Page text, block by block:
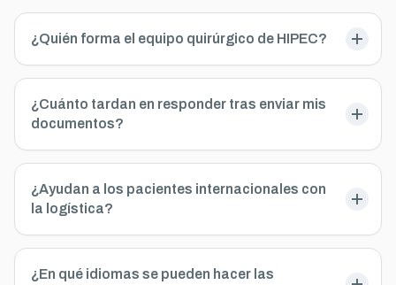
¿Quién forma el equipo quirúrgico de HIPEC?
¿Cuánto tardan en responder tras enviar mis
documentos?
¿Ayudan a los pacientes internacionales con
la logística?
¿En qué idiomas se pueden hacer las